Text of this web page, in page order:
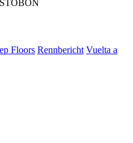
Floors Rennbericht Vuelta a